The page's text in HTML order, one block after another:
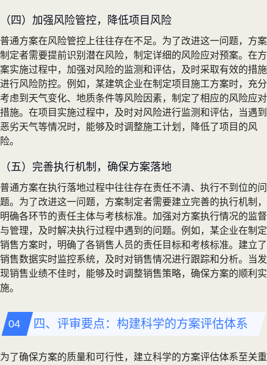
（四）加强风险管控，降低项目风险
普通方案在风险管控上往往存在不足。为了改进这一问题，方案
制定者需要提前识别潜在风险，制定详细的风险应对预案。在方
案实施过程中，加强对风险的监测和评估，及时采取有效的措施
进行风险防控。例如，某建筑企业在制定项目施工方案时，充分
考虑到天气变化、地质条件等风险因素，制定了相应的风险应对
措施。在项目实施过程中，及时对风险进行监测和评估，当遇到
恶劣天气等情况时，能够及时调整施工计划，降低了项目的风
险。
（五）完善执行机制，确保方案落地
普通方案在执行落地过程中往往存在责任不清、执行不到位的问
题。为了改进这一问题，方案制定者需要建立完善的执行机制，
明确各环节的责任主体与考核标准。加强对方案执行情况的监督
与管理，及时解决执行过程中遇到的问题。例如，某企业在制定
销售方案时，明确了各销售人员的责任目标和考核标准。建立了
销售数据实时监控系统，及时对销售情况进行跟踪和分析。当发
现销售业绩不佳时，能够及时调整销售策略，确保方案的顺利实
施。
四、评审要点：构建科学的方案评估体系
为了确保方案的质量和可行性，建立科学的方案评估体系至关重